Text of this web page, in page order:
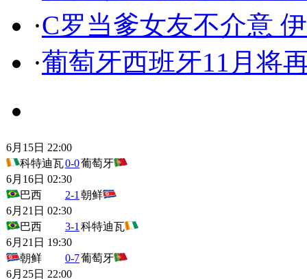
·C罗当爹女友不介意
·葡萄牙西班牙11月将
6月15日 22:00
科特迪瓦0-0葡萄牙
6月16日 02:30
巴西
2-1 朝鲜
6月21日 02:30
巴西
3-1 科特迪瓦
6月21日 19:30
朝鲜
0-7葡萄牙
6月25日 22:00